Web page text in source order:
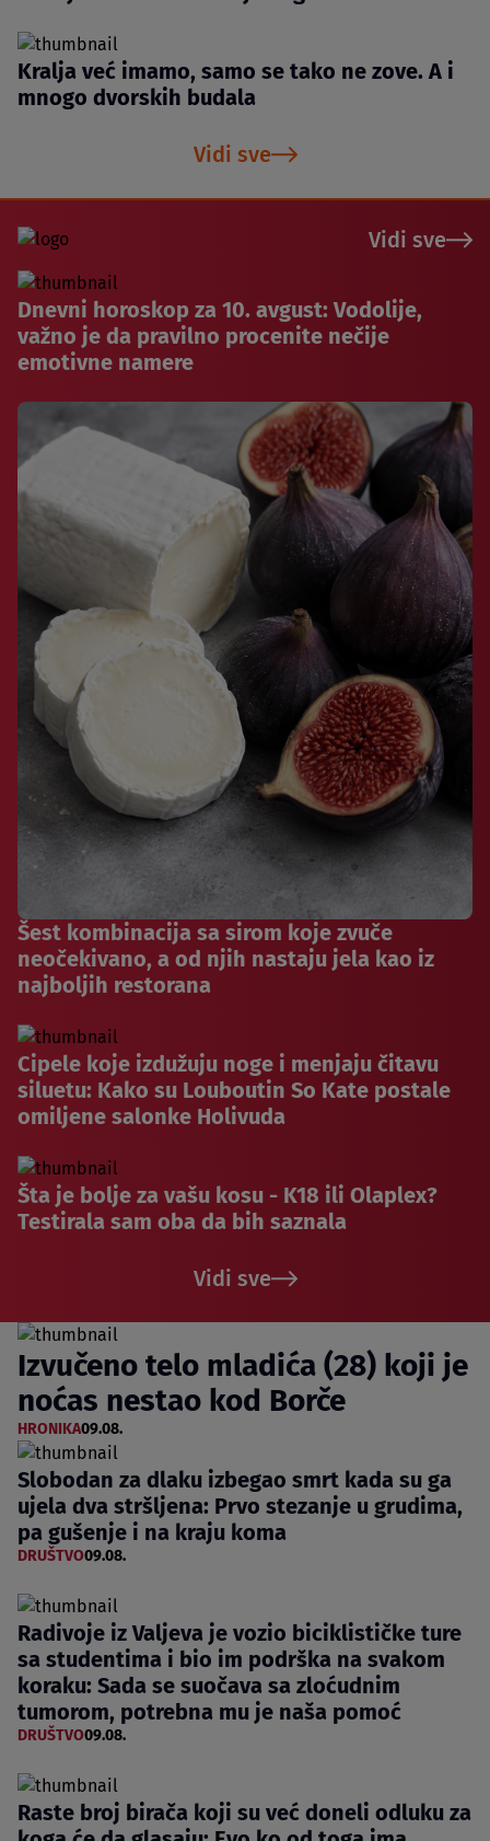
Kralja već imamo, samo se tako ne zove. A i
mnogo dvorskih budala
Vidi sve
Vidi sve
Dnevni horoskop za 10. avgust: Vodolije,
važno je da pravilno procenite nečije
emotivne namere
Šest kombinacija sa sirom koje zvuče
neočekivano, a od njih nastaju jela kao iz
najboljih restorana
Cipele koje izdužuju noge i menjaju čitavu
siluetu: Kako su Louboutin So Kate postale
omiljene salonke Holivuda
Šta je bolje za vašu kosu - K18 ili Olaplex?
Testirala sam oba da bih saznala
Vidi sve
Izvučeno telo mladića (28) koji je
noćas nestao kod Borče
HRONIKA09.08.
Slobodan za dlaku izbegao smrt kada su ga
ujela dva stršljena: Prvo stezanje u grudima,
pa gušenje i na kraju koma
DRUŠTVO09.08.
Radivoje iz Valjeva je vozio biciklističke ture
sa studentima i bio im podrška na svakom
koraku: Sada se suočava sa zloćudnim
tumorom, potrebna mu je naša pomoć
DRUŠTVO09.08.
Raste broj birača koji su već doneli odluku za